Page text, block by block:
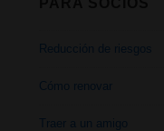
Reducción de riesgos
Cómo renovar
Traer a un amigo